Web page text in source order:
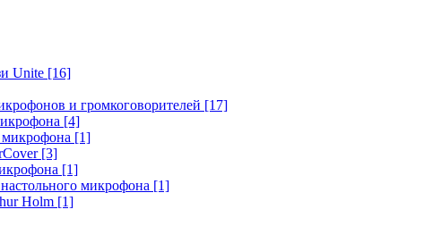
Unite [16]
и громкоговорителей [17]
[4]
[1]
[3]
[1]
микрофона [1]
Holm [1]